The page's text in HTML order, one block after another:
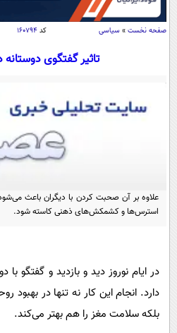
اقتصاد
اقتصادی
جامعه
حوادث
یک برش دانایی
سفر و تفریح
بین الملل
علم و
علمی
گوناگون
مجله تصویری
ورزش
سیاست
خواندنی ها و
داستان کوتاه
پیامک
آموزش
صفحه نخست » سیاسی کد۱۶۰۷۹۴
تاثیر گفتگوی
علاوه بر آن صحبت کردن با دیگران باعث
استرس‌ها و کشمکش‌های ذهنی کاسته شود.
در ایام نوروز دید و بازدید و گفتگو
دارد. انجام این کار نه تنها در بهبود
بلکه سلامت مغز را هم بهتر می‌کند.